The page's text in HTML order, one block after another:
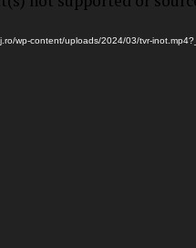
wp-content/uploads/2024/03/tvr-